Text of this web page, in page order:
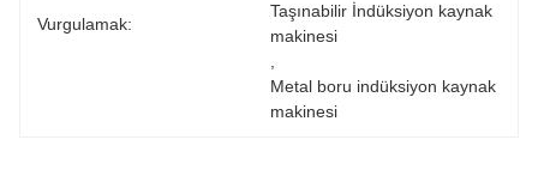
Vurgulamak:
Taşınabilir İndüksiyon kaynak
makinesi
Metal boru indüksiyon kaynak
makinesi